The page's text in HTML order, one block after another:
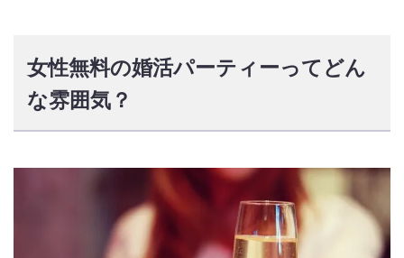
女性無料の婚活パーティーってどん
な雰囲気？